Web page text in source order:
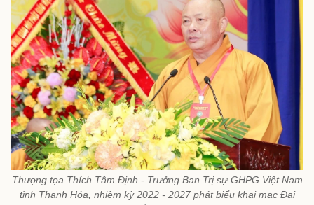
Thượng tọa Thích Tâm Định - Trưởng Ban Trị sự GHPG Việt Nam
tỉnh Thanh Hóa, nhiệm kỳ 2022 - 2027 phát biểu khai mạc Đại